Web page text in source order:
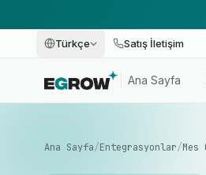
Türkçe Satış İletişim
Ana Sayfa
Ana Sayfa/Entegrasyonlar/